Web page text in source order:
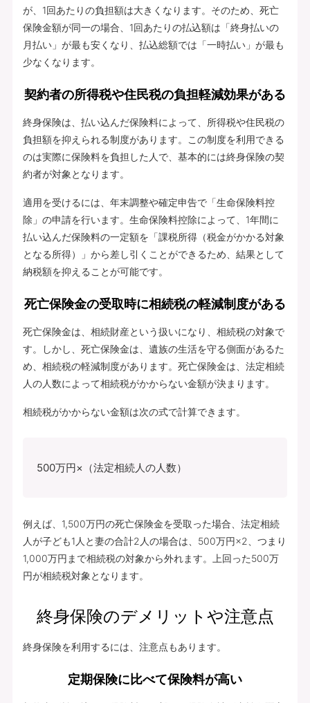
が、1回あたりの負担額は大きくなります。そのため、死亡
保険金額が同一の場合、1回あたりの払込額は「終身払いの
月払い」が最も安くなり、払込総額では「一時払い」が最も
少なくなります。
契約者の所得税や住民税の負担軽減効果がある
終身保険は、払い込んだ保険料によって、所得税や住民税の
負担額を抑えられる制度があります。この制度を利用できる
のは実際に保険料を負担した人で、基本的には終身保険の契
約者が対象となります。
適用を受けるには、年末調整や確定申告で「生命保険料控
除」の申請を行います。生命保険料控除によって、1年間に
払い込んだ保険料の一定額を「課税所得（税金がかかる対象
となる所得）」から差し引くことができるため、結果として
納税額を抑えることが可能です。
死亡保険金の受取時に相続税の軽減制度がある
死亡保険金は、相続財産という扱いになり、相続税の対象で
す。しかし、死亡保険金は、遺族の生活を守る側面があるた
め、相続税の軽減制度があります。死亡保険金は、法定相続
人の人数によって相続税がかからない金額が決まります。
相続税がかからない金額は次の式で計算できます。
500万円×（法定相続人の人数）
例えば、1,500万円の死亡保険金を受取った場合、法定相続
人が子ども1人と妻の合計2人の場合は、500万円×2、つまり
1,000万円まで相続税の対象から外れます。上回った500万
円が相続税対象となります。
終身保険のデメリットや注意点
終身保険を利用するには、注意点もあります。
定期保険に比べて保険料が高い